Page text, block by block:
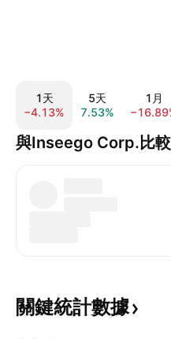
1天
−4.13%
5天
7.53%
1月
與Inseego Corp.比較
關鍵統計數據